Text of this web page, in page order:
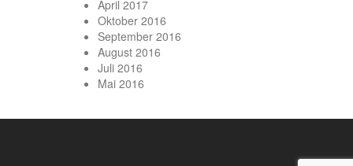
April 2017
Oktober 2016
September 2016
August 2016
Juli 2016
Mai 2016